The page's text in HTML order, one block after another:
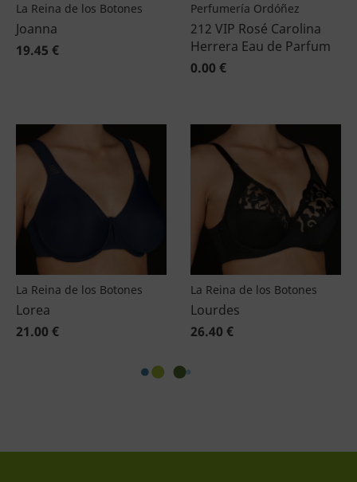
La Reina de los Botones
Joanna
19.45 €
Perfumería Ordóñez
212 VIP Rosé Carolina
Herrera Eau de Parfum
0.00 €
La Reina de los Botones
Lorea
21.00 €
La Reina de los Botones
Lourdes
26.40 €